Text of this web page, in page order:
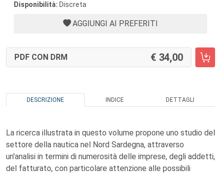
Disponibilità: Discreta
AGGIUNGI AI PREFERITI
PDF CON DRM 34,00
DESCRIZIONE INDICE DETTAGLI
La ricerca illustrata in questo volume propone uno studio del
settore della nautica nel Nord Sardegna, attraverso
un'analisi in termini di numerosità delle imprese, degli addetti,
del fatturato, con particolare attenzione alle possibili